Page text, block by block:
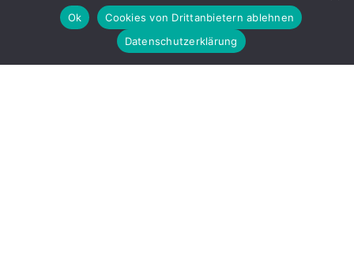
Ok
Cookies von Drittanbietern ablehnen
Datenschutzerklärung